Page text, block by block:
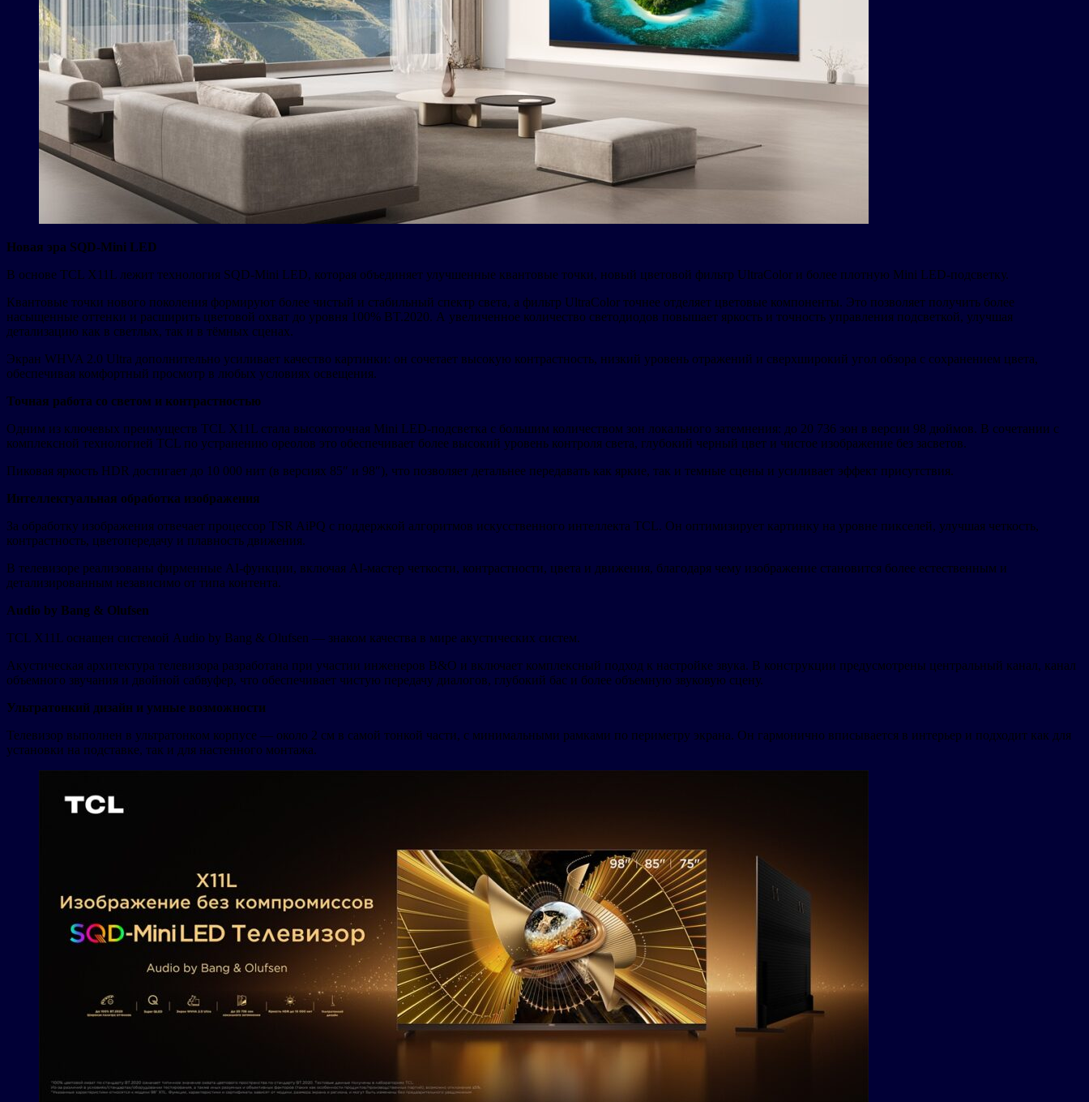
Новая эра SQD-Mini LED
В основе TCL X11L лежит технология SQD-Mini LED, которая объединяет улучшенные квантовые точки, новый цветовой фильтр UltraColor и более плотную Mini LED-подсветку.
Квантовые точки нового поколения формируют более чистый и стабильный спектр света, а фильтр UltraColor точнее отделяет цветовые компоненты. Это позволяет получить более
насыщенные оттенки и расширить цветовой охват до уровня 100% BT.2020. А увеличенное количество светодиодов повышает яркость и точность управления подсветкой, улучшая
детализацию как в светлых, так и в тёмных сценах.
Экран WHVA 2.0 Ultra дополнительно усиливает качество картинки: он сочетает высокую контрастность, низкий уровень отражений и сверхширокий угол обзора с сохранением цвета,
обеспечивая комфортный просмотр в любых условиях освещения.
Точная работа со светом и контрастностью
Одним из ключевых преимуществ TCL X11L стала высокоточная Mini LED-подсветка с большим количеством зон локального затемнения: до 20 736 зон в версии 98 дюймов. В сочетании с
комплексной технологией TCL по устранению ореолов это обеспечивает более высокий уровень контроля света, глубокий черный цвет и чистое изображение без засветов.
Пиковая яркость HDR достигает до 10 000 нит (в версиях 85″ и 98″), что позволяет детальнее передавать как яркие, так и темные сцены и усиливает эффект присутствия.
Интеллектуальная обработка изображения
За обработку изображения отвечает процессор TSR AiPQ с поддержкой алгоритмов искусственного интеллекта TCL. Он оптимизирует картинку на уровне пикселей, улучшая четкость,
контрастность, цветопередачу и плавность движения.
В телевизоре реализованы фирменные AI-функции, включая AI-мастер четкости, контрастности, цвета и движения, благодаря чему изображение становится более естественным и
детализированным независимо от типа контента.
Audio by Bang & Olufsen
TCL X11L оснащен системой Audio by Bang & Olufsen — знаком качества в мире акустических систем.
Акустическая архитектура телевизора разработана при участии инженеров B&O и включает комплексный подход к настройке звука. В конструкции предусмотрены центральный канал, канал
объемного звучания и двойной сабвуфер, что обеспечивает чистую передачу диалогов, глубокий бас и более объемную звуковую сцену.
Ультратонкий дизайн и умные возможности
Телевизор выполнен в ультратонком корпусе — около 2 см в самой тонкой части, с минимальными рамками по периметру экрана. Он гармонично вписывается в интерьер и подходит как для
установки на подставке, так и для настенного монтажа.